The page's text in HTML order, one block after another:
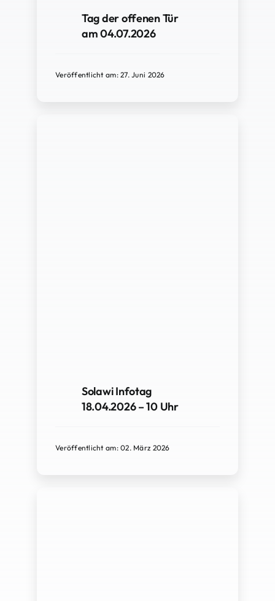
Tag der offenen Tür
am 04.07.2026
Veröffentlicht am: 27. Juni 2026
Solawi Infotag
18.04.2026 – 10 Uhr
Veröffentlicht am: 02. März 2026